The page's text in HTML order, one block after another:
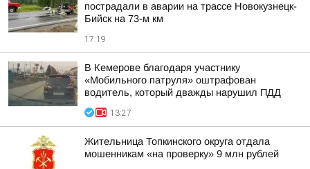
пострадали в аварии на трассе Новокузнецк-
Бийск на 73-м км
17:19
В Кемерове благодаря участнику
«Мобильного патруля» оштрафован
водитель, который дважды нарушил ПДД
13:27
Жительница Топкинского округа отдала
мошенникам «на проверку» 9 млн рублей